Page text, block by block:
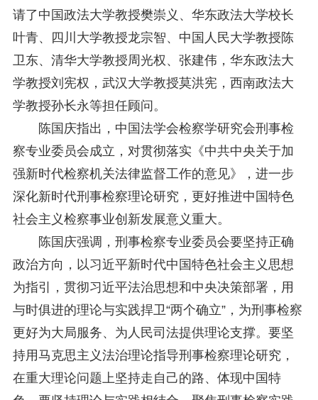
请了中国政法大学教授樊崇义、华东政法大学校长
叶青、四川大学教授龙宗智、中国人民大学教授陈
卫东、清华大学教授周光权、张建伟，华东政法大
学教授刘宪权，武汉大学教授莫洪宪，西南政法大
学教授孙长永等担任顾问。
陈国庆指出，中国法学会检察学研究会刑事检
察专业委员会成立，对贯彻落实《中共中央关于加
强新时代检察机关法律监督工作的意见》，进一步
深化新时代刑事检察理论研究，更好推进中国特色
社会主义检察事业创新发展意义重大。
陈国庆强调，刑事检察专业委员会要坚持正确
政治方向，以习近平新时代中国特色社会主义思想
为指引，贯彻习近平法治思想和中央决策部署，用
与时俱进的理论与实践捍卫“两个确立”，为刑事检察
更好为大局服务、为人民司法提供理论支撑。要坚
持用马克思主义法治理论指导刑事检察理论研究，
在重大理论问题上坚持走自己的路、体现中国特